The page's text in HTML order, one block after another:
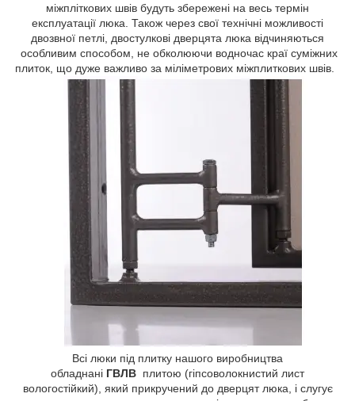
міжпліткових швів будуть збережені на весь термін
експлуатації люка. Також через свої технічні можливості
двозвної петлі, двостулкові дверцята люка відчиняються
особливим способом, не обколюючи водночас краї суміжних
плиток, що дуже важливо за міліметрових міжплиткових швів.
Всі люки під плитку нашого виробництва
обладнані ГВЛВ плитою (гіпсоволокнистий лист
вологостійкий), який прикручений до дверцят люка, і слугує